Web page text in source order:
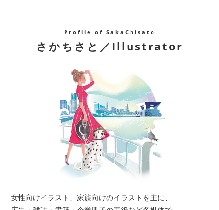
Profile of SakaChisato
さかちさと／Illustrator
女性向けイラスト、家族向けのイラストを主に、